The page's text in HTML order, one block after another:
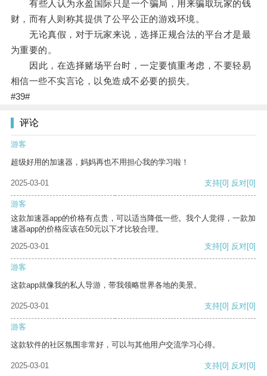
有些人认为永盈国际只是一个骗局，用来骗取玩家的钱
财，而有人则称其提供了公平公正的游戏环境。
无论真假，对于玩家来说，选择正规合法的平台才是最
为重要的。
因此，在选择赌场平台时，一定要慎重考虑，不要轻易
相信一些不实言论，以免造成不必要的损失。
#39#
评论
游客
超级好用的加速器，妈妈再也不用担心我的学习啦！
2025-03-01 支持[0] 反对[0]
游客
这款加速器app的价格有点贵，可以适当降低一些。我个人觉得，一款加
速器app的价格应该在50元以下才比较合理。
2025-03-01
支持[0] 反对[0]
游客
这款app就像我的私人导游，带我领略世界各地的美景。
2025-03-01 支持[0] 反对[0]
游客
这款软件的社区氛围非常好，可以与其他用户交流学习心得。
2025-03-01 支持[0] 反对[0]